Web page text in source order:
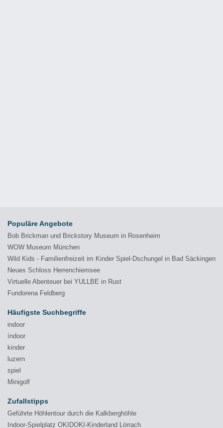
Populäre Angebote
Bob Brickman und Brickstory Museum in Rosenheim
WOW Museum München
Wild Kids - Familienfreizeit im Kinder Spiel-Dschungel in Bad Säckingen
Neues Schloss Herrenchiemsee
Virtuelle Abenteuer bei YULLBE in Rust
Fundorena Feldberg
Häufigste Suchbegriffe
indoor
índoor
kinder
luzern
spiel
Minigolf
Zufallstipps
Geführte Höhlentour durch die Kalkberghöhle
Indoor-Spielplatz OKIDOKI-Kinderland Lörrach